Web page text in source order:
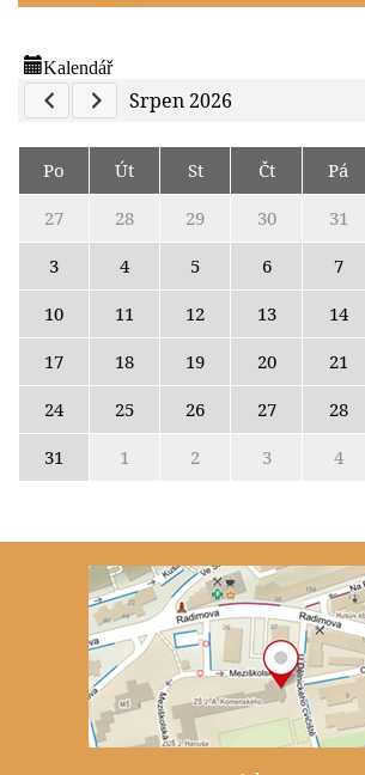
Kalendář
Previous Calendar
Next Calendar
Srpen 2026
Po Út St Čt Pá
27
28 29 30 31
3
4 5 6 7
10
11 12 13 14
17
18 19 20 21
24
25 26 27 28
31
1 2 3 4